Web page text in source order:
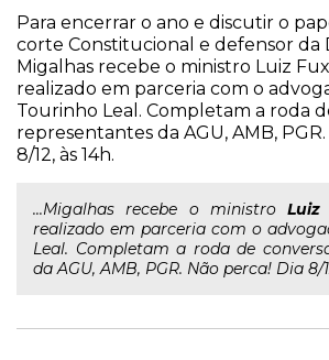
Para encerrar o ano e discutir o
corte Constitucional e defensor da
Migalhas recebe o ministro Luiz
realizado em parceria com o
Tourinho Leal. Completam a roda
representantes da AGU, AMB,
8/12, às 14h.
...Migalhas recebe o ministroLuiz
realizado em parceria com o
Leal. Completam a roda de
da AGU, AMB, PGR. Não perca! Dia 8/